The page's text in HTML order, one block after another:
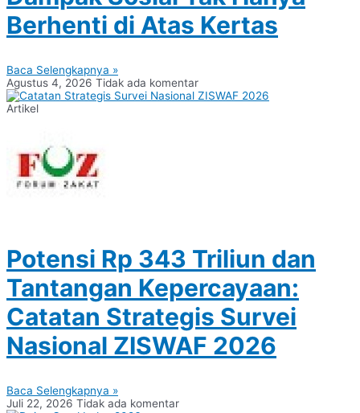
Berhenti di Atas Kertas
Baca Selengkapnya »
Agustus 4, 2026 Tidak ada komentar
Artikel
Potensi Rp 343 Triliun dan
Tantangan Kepercayaan:
Catatan Strategis Survei
Nasional ZISWAF 2026
Baca Selengkapnya »
Juli 22, 2026 Tidak ada komentar